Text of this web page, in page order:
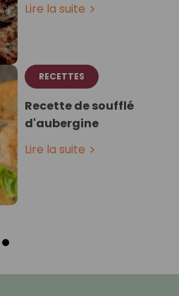
Lire la suite
RECETTES
Recette de soufflé
d'aubergine
Lire la suite